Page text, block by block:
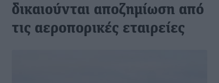
δικαιούνται αποζημίωση από
τις αεροπορικές εταιρείες